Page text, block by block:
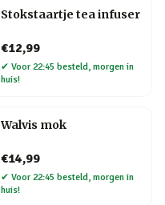
Stokstaartje tea infuser
€12,99
✔ Voor 22:45 besteld, morgen in
huis!
Walvis mok
€14,99
✔ Voor 22:45 besteld, morgen in
huis!